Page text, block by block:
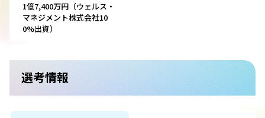
1億7,400万円（ウェルス・
マネジメント株式会社10
0%出資）
選考情報